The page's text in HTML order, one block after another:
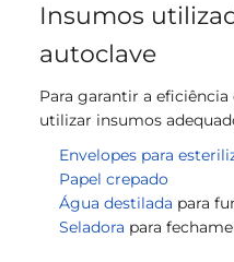
Insumos
autoclave
Para garantir a
utilizar insumos
Envelopes para
Papel crepado
Água destilada para
Seladora para